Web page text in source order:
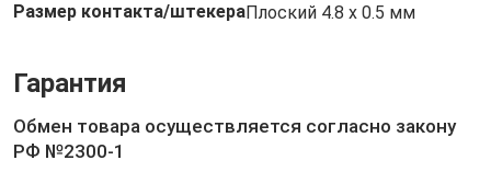
Размер контакта/штекераПлоский 4.8 х 0.5 мм
Гарантия
Обмен товара осуществляется согласно закону
РФ №2300-1